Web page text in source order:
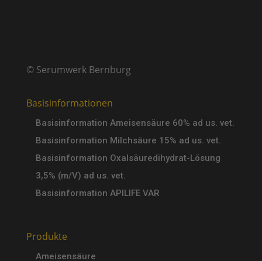
© Serumwerk Bernburg
Basisinformationen
Basisinformation Ameisensäure 60% ad us. vet.
Basisinformation Milchsäure 15% ad us. vet.
Basisinformation Oxalsäuredihydrat-Lösung
3,5% (m/V) ad us. vet.
Basisinformation APILIFE VAR
Produkte
Ameisensäure